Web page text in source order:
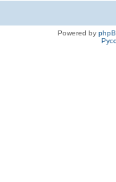
Powered by